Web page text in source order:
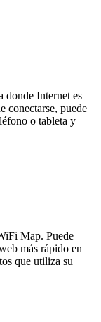
donde Internet es
conectarse, puede
o tableta y
Map. Puede
más rápido en
que utiliza su